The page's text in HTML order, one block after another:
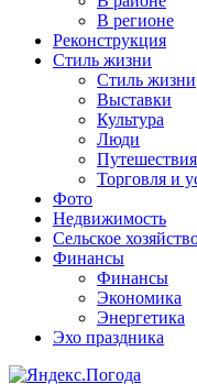
В регионе
Реконструкция
Стиль жизни
Стиль жизни
Выставки
Культура
Люди
Путешествия
Торговля и
Фото
Недвижимость
Сельское
Финансы
Финансы
Экономика
Энергетика
Эхо праздника